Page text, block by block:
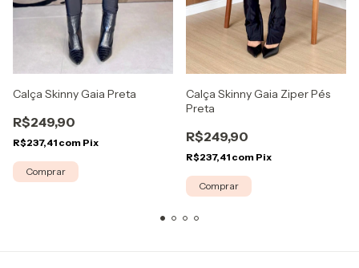
Calça Skinny Gaia Preta
R$249,90
R$237,41 com Pix
Comprar
Calça Skinny Gaia Ziper Pés
Preta
R$249,90
R$237,41 com Pix
Comprar